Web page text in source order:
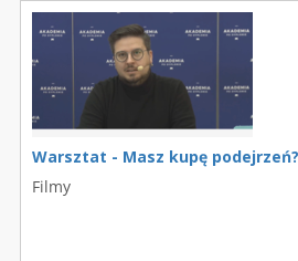
Warsztat - Masz kupę podejrzeń?
Filmy